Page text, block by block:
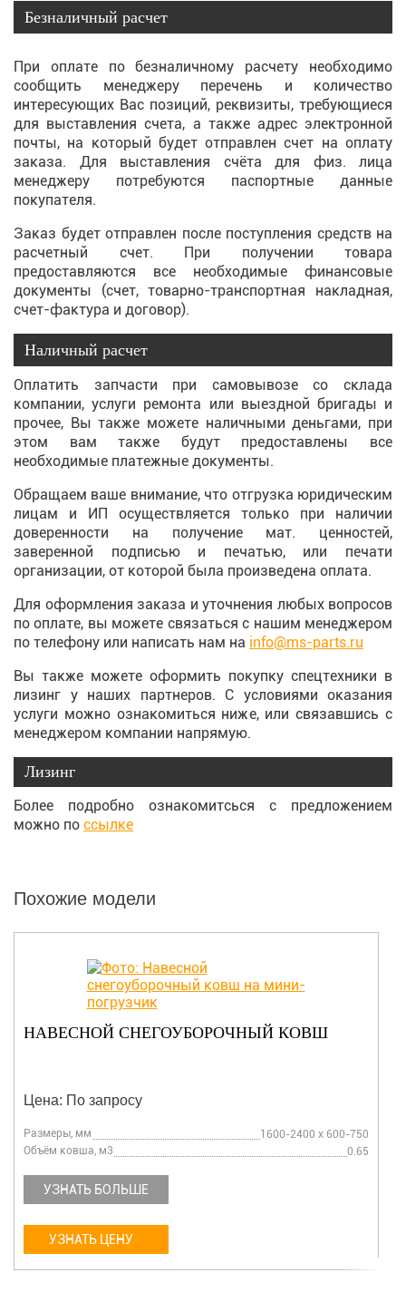
Безналичный расчет
При оплате по безналичному расчету необходимо
сообщить менеджеру перечень и количество
интересующих Вас позиций, реквизиты, требующиеся
для выставления счета, а также адрес электронной
почты, на который будет отправлен счет на оплату
заказа. Для выставления счёта для физ. лица
менеджеру потребуются паспортные данные
покупателя.
Заказ будет отправлен после поступления средств на
расчетный счет. При получении товара
предоставляются все необходимые финансовые
документы (счет, товарно-транспортная накладная,
счет-фактура и договор).
Наличный расчет
Оплатить запчасти при самовывозе со склада
компании, услуги ремонта или выездной бригады и
прочее, Вы также можете наличными деньгами, при
этом вам также будут предоставлены все
необходимые платежные документы.
Обращаем ваше внимание, что отгрузка юридическим
лицам и ИП осуществляется только при наличии
доверенности на получение мат. ценностей,
заверенной подписью и печатью, или печати
организации, от которой была произведена оплата.
Для оформления заказа и уточнения любых вопросов
по оплате, вы можете связаться с нашим менеджером
по телефону или написать нам на info@ms-parts.ru
Вы также можете оформить покупку спецтехники в
лизинг у наших партнеров. С условиями оказания
услуги можно ознакомиться ниже, или связавшись с
менеджером компании напрямую.
Лизинг
Более подробно ознакомитсься с предложением
можно по ссылке
Похожие модели
НАВЕСНОЙ СНЕГОУБОРОЧНЫЙ КОВШ
Цена: По запросу
Размеры, мм
1600-2400 х 600-750
Объём ковша, м3
0.65
УЗНАТЬ БОЛЬШЕ
УЗНАТЬ ЦЕНУ